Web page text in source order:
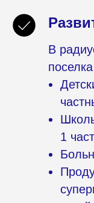
В
1